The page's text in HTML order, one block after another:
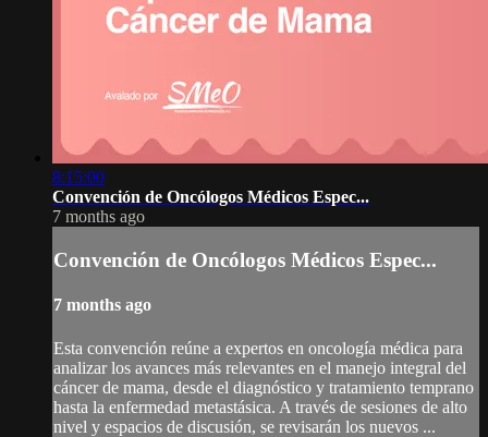
8:15:00
Convención de Oncólogos Médicos Espec...
7 months ago
Convención de Oncólogos Médicos Espec...
7 months ago
Esta convención reúne a expertos en oncología médica para
analizar los avances más relevantes en el manejo integral del
cáncer de mama, desde el diagnóstico y tratamiento temprano
hasta la enfermedad metastásica. A través de sesiones de alto
nivel y espacios de discusión, se revisarán los nuevos ...